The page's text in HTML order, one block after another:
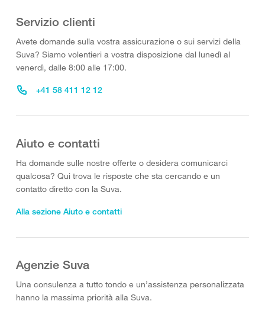
Servizio clienti
Avete domande sulla vostra assicurazione o sui servizi della
Suva? Siamo volentieri a vostra disposizione dal lunedì al
venerdì, dalle 8:00 alle 17:00.
+41 58 411 12 12
Aiuto e contatti
Ha domande sulle nostre offerte o desidera comunicarci
qualcosa? Qui trova le risposte che sta cercando e un
contatto diretto con la Suva.
Alla sezione Aiuto e contatti
Agenzie Suva
Una consulenza a tutto tondo e un’assistenza personalizzata
hanno la massima priorità alla Suva.